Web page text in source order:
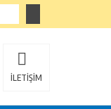
İLETİŞİM